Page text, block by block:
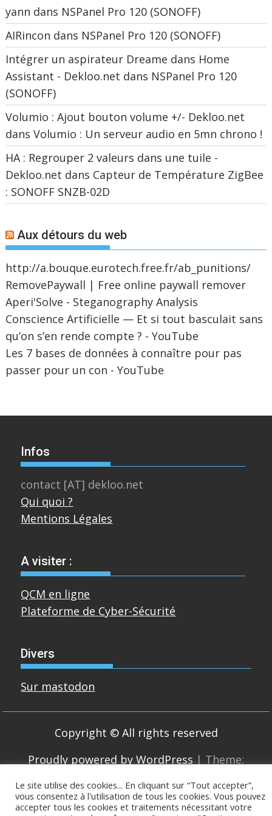
yann dans NSPanel Pro 120 (SONOFF)
AIRincon dans NSPanel Pro 120 (SONOFF)
Intégrer un aspirateur Dreame dans Home
Assistant - Dekloo.net dans NSPanel Pro 120
(SONOFF)
Volumio : Ajout bouton volume +/- Dekloo.net
dansVolumio : Un serveur audio en 5mn chrono !
HA : Regrouper 2 valeurs dans une tuile -
Dekloo.net dans Capteur de Température ZigBee
: SONOFF SNZB-02D
Aux détours du web
http://a.bouque.eurotech.free.fr/ab_punitions/
RemovePaywall | Free online paywall remover
Aperi'Solve - Steganography Analysis
Conscience Artificielle — Et si tout basculait sans
qu’on s’en rende compte ? - YouTube
Les 7 bases de données à connaître pour pas
passer pour un con - YouTube
Infos
contact [AT] dekloo.net
Qui quoi ?
Mentions Légales
A visiter :
QCM en ligne
Plateforme de Cyber-Sécurité
Divers
Sur mastodon
Copyright © All rights reserved
Proudly powered by WordPress | Theme:
Le site utilise des cookies... En cliquant sur “Tout accepter”,
vous consentez à l'utilisation de tous les cookies. Vous pouvez
accepter tous les cookies et traitements nécessitant votre